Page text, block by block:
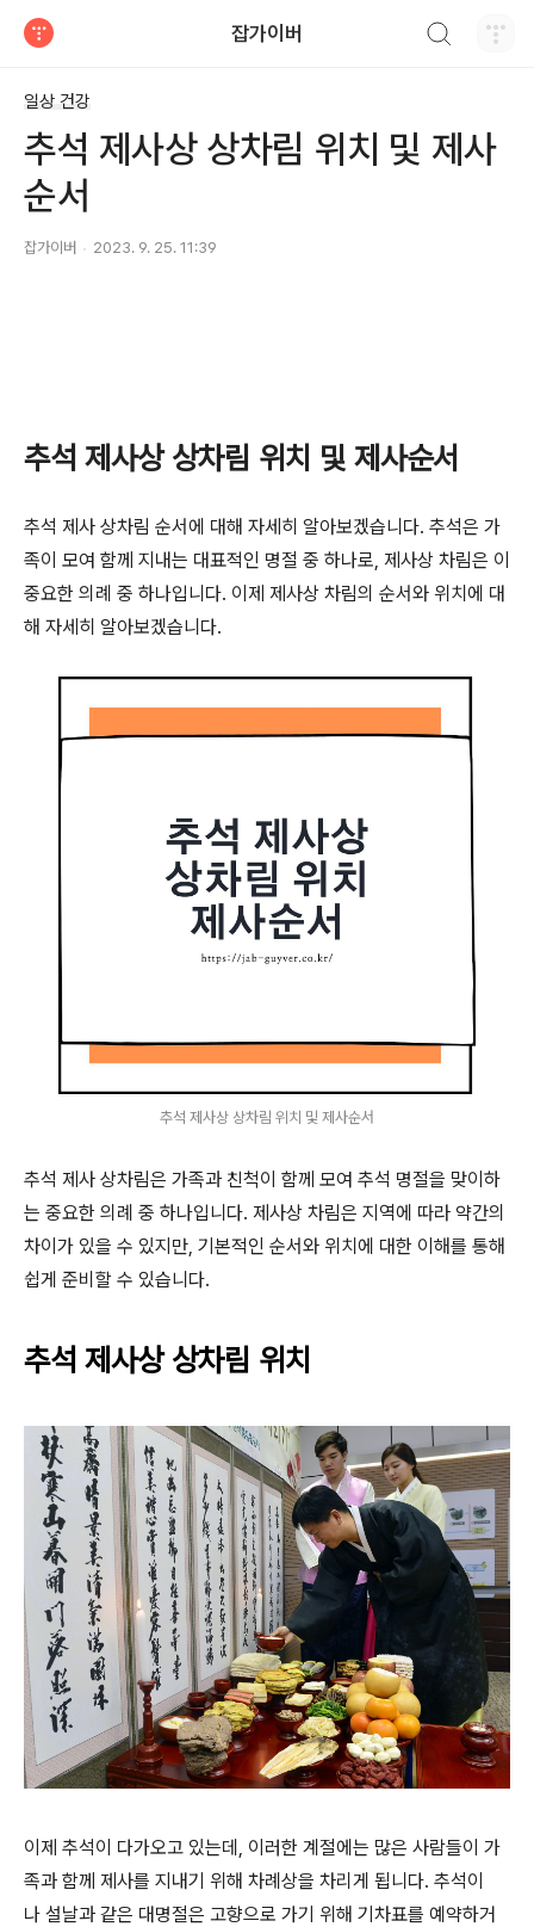
잡가이버
일상 건강
추석 제사상 상차림 위치 및 제사
순서
잡가이버 2023. 9. 25. 11:39
추석 제사상 상차림 위치 및 제사순서
추석 제사 상차림 순서에 대해 자세히 알아보겠습니다. 추석은 가
족이 모여 함께 지내는 대표적인 명절 중 하나로, 제사상 차림은 이
중요한 의례 중 하나입니다. 이제 제사상 차림의 순서와 위치에 대
해 자세히 알아보겠습니다.
추석 제사상 상차림 위치 및 제사순서
추석 제사 상차림은 가족과 친척이 함께 모여 추석 명절을 맞이하
는 중요한 의례 중 하나입니다. 제사상 차림은 지역에 따라 약간의
차이가 있을 수 있지만, 기본적인 순서와 위치에 대한 이해를 통해
쉽게 준비할 수 있습니다.
추석 제사상 상차림 위치
이제 추석이 다가오고 있는데, 이러한 계절에는 많은 사람들이 가
족과 함께 제사를 지내기 위해 차례상을 차리게 됩니다. 추석이
나 설날과 같은 대명절은 고향으로 가기 위해 기차표를 예약하거